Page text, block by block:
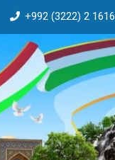
+992 (3222) 2 1616